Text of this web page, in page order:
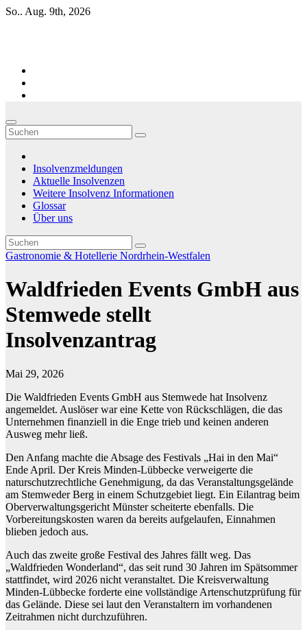
Zum
So.. Aug. 9th, 2026
Insolvenzmeldungen
Aktuelle Insolvenzen
Weitere Insolvenz Informationen
Glossar
Über uns
Gastronomie & Hotellerie Nordrhein-Westfalen
Waldfrieden Events GmbH aus
Stemwede stellt
Insolvenzantrag
Mai 29, 2026
Die Waldfrieden Events GmbH aus Stemwede hat Insolvenz
angemeldet. Auslöser war eine Kette von Rückschlägen, die das
Unternehmen finanziell in die Enge trieb und keinen anderen
Ausweg mehr ließ.
Den Anfang machte die Absage des Festivals „Hai in den Mai“
Ende April. Der Kreis Minden-Lübbecke verweigerte die
naturschutzrechtliche Genehmigung, da das Veranstaltungsgelände
am Stemweder Berg in einem Schutzgebiet liegt. Ein Eilantrag beim
Oberverwaltungsgericht Münster scheiterte ebenfalls. Die
Vorbereitungskosten waren da bereits aufgelaufen, Einnahmen
blieben jedoch aus.
Auch das zweite große Festival des Jahres fällt weg. Das
„Waldfrieden Wonderland“, das seit rund 30 Jahren im Spätsommer
stattfindet, wird 2026 nicht veranstaltet. Die Kreisverwaltung
Minden-Lübbecke forderte eine vollständige Artenschutzprüfung für
das Gelände. Diese sei laut den Veranstaltern im vorhandenen
Zeitrahmen nicht durchzuführen.